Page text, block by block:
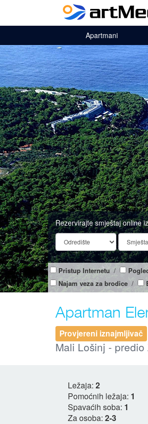
Apartmani
Rezervirajte smještaj online
Pristup Internetu /
Najam veza za brodice /
Apartman
Provjereni iznajmljivač
Mali Lošinj -
Ležaja: 2
Pomoćnih ležaja: 1
Spavaćih soba: 1
Za osoba: 2-3